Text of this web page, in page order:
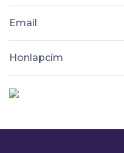
Email
Honlapcím